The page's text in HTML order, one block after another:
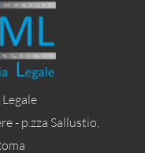
- p.zza Sallustio,